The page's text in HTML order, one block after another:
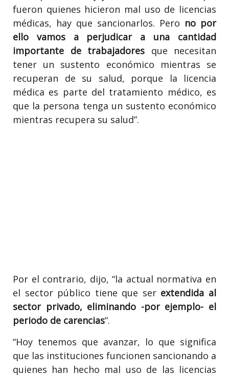
fueron quienes hicieron mal uso de licencias
médicas, hay que sancionarlos. Pero no por
ello vamos a perjudicar a una cantidad
importante de trabajadores que necesitan
tener un sustento económico mientras se
recuperan de su salud, porque la licencia
médica es parte del tratamiento médico, es
que la persona tenga un sustento económico
mientras recupera su salud”.
Por el contrario, dijo, “la actual normativa en
el sector público tiene que ser extendida al
sector privado, eliminando -por ejemplo- el
periodo de carencias”.
“Hoy tenemos que avanzar, lo que significa
que las instituciones funcionen sancionando a
quienes han hecho mal uso de las licencias